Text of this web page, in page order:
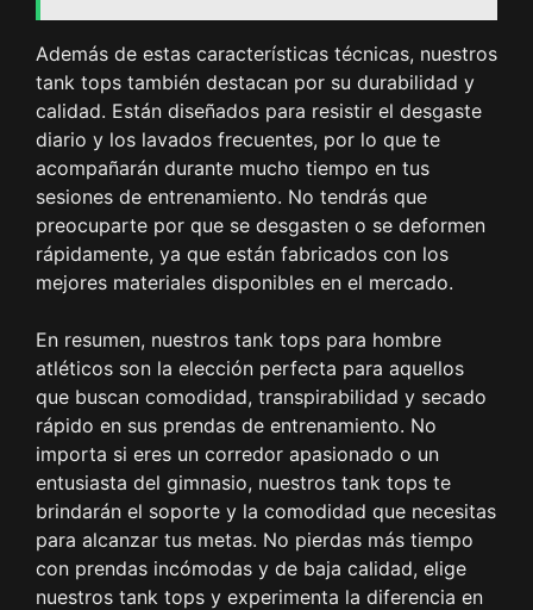
Además de estas características técnicas, nuestros
tank tops también destacan por su durabilidad y
calidad. Están diseñados para resistir el desgaste
diario y los lavados frecuentes, por lo que te
acompañarán durante mucho tiempo en tus
sesiones de entrenamiento. No tendrás que
preocuparte por que se desgasten o se deformen
rápidamente, ya que están fabricados con los
mejores materiales disponibles en el mercado.
En resumen, nuestros tank tops para hombre
atléticos son la elección perfecta para aquellos
que buscan comodidad, transpirabilidad y secado
rápido en sus prendas de entrenamiento. No
importa si eres un corredor apasionado o un
entusiasta del gimnasio, nuestros tank tops te
brindarán el soporte y la comodidad que necesitas
para alcanzar tus metas. No pierdas más tiempo
con prendas incómodas y de baja calidad, elige
nuestros tank tops y experimenta la diferencia en